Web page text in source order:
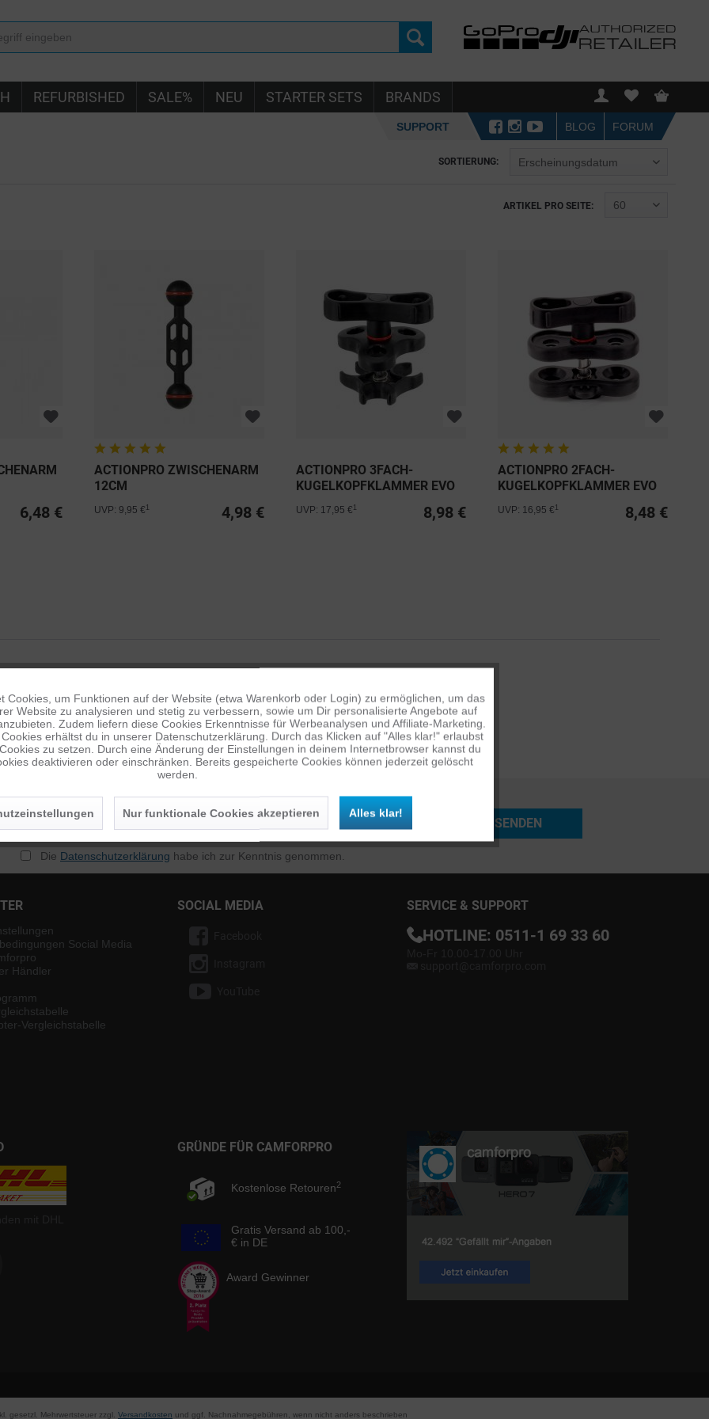
REFURBISHED SALE% NEU STARTER SETS BRANDS
SUPPORT BLOG FORUM
SORTIERUNG:
ARTIKEL PRO SEITE:
6,48 €
ACTIONPRO ZWISCHENARM
12CM
4,98 €
UVP: 9,95 €
ACTIONPRO 3FACH-
KUGELKOPFKLAMMER EVO
8,98 €
UVP: 17,95 €
ACTIONPRO 2FACH-
KUGELKOPFKLAMMER EVO
8,48 €
UVP: 16,95 €
SENDEN
Die Datenschutzerklärung habe ich zur Kenntnis genommen.
Social Media
Händler
Vergleichstabelle
SOCIAL MEDIA SERVICE & SUPPORT
HOTLINE: 0511-1 69 33 60
GRÜNDE FÜR CAMFORPRO
Kostenlose Retouren2
Gratis Versand ab 100,-
€ in DE
Award Gewinner
gesetzl. Mehrwertsteuer zzgl. Versandkosten und ggf. Nachnahmegebühren, wenn nicht anders beschrieben
Aktiv
Inaktiv
Inaktiv
Cookies, um Funktionen auf der Website (etwa Warenkorb oder Login) zu ermöglichen, um das
Website zu analysieren und stetig zu verbessern, sowie um Dir personalisierte Angebote auf
Zudem liefern diese Cookies Erkenntnisse für Werbeanalysen und Affiliate-Marketing.
erhältst du in unserer Datenschutzerklärung. Durch das Klicken auf "Alles klar!" erlaubst
zu setzen. Durch eine Änderung der Einstellungen in deinem Internetbrowser kannst du
deaktivieren oder einschränken. Bereits gespeicherte Cookies können jederzeit gelöscht
werden.
Nur funktionale Cookies akzeptieren Alles klar!